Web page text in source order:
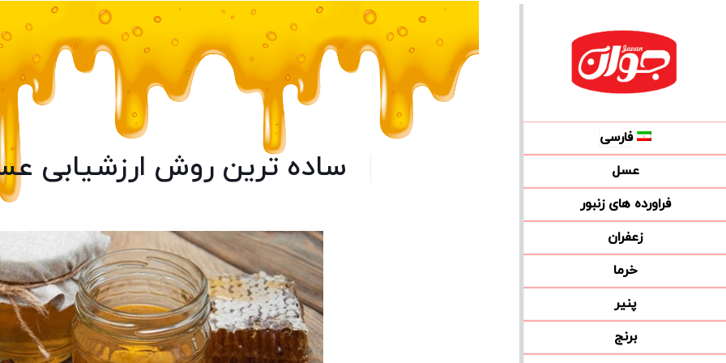
فارسی
عسل
فراورده های زنبور
زعفران
خرما
پنیر
برنج
ساده ترین روش ارزشیابی